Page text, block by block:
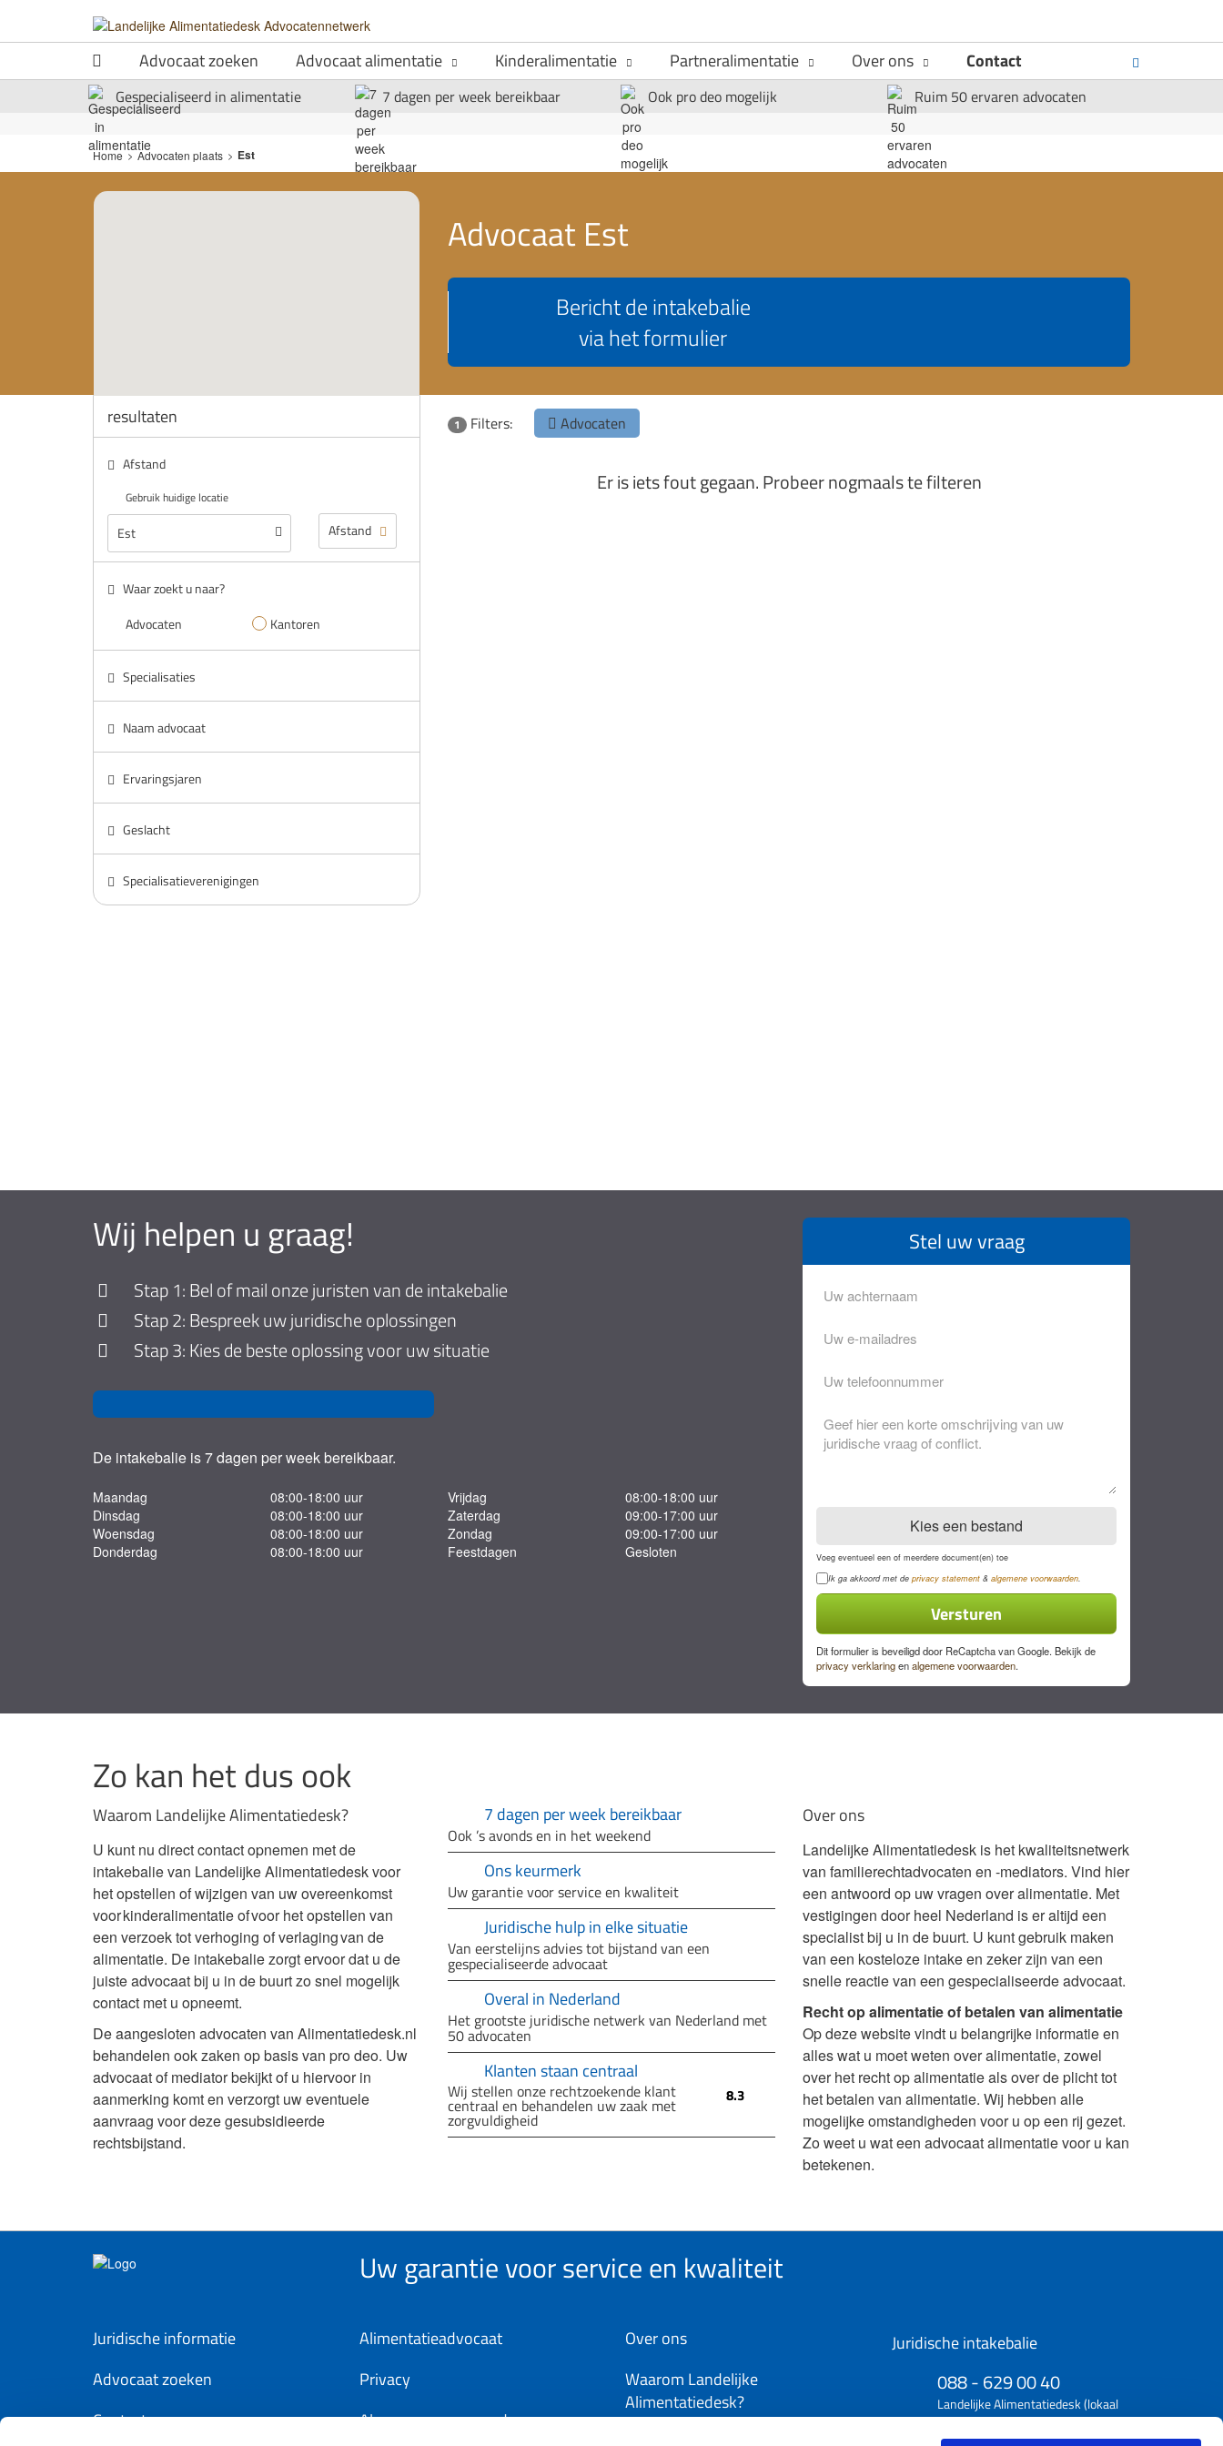
Advocaat zoeken Advocaat alimentatie Kinderalimentatie Partneralimentatie Over ons Contact
Gespecialiseerd in alimentatie 7 dagen per week bereikbaar Ook pro deo mogelijk Ruim 50 ervaren advocaten
Home > Advocaten plaats > Est
Advocaat Est
Bericht de intakebalie
via het formulier
resultaten
Afstand
Gebruik huidige locatie
Waar zoekt u naar?
Advocaten
Kantoren
Specialisaties
Naam advocaat
Ervaringsjaren
Geslacht
Specialisatieverenigingen
1 Filters: Advocaten
Er is iets fout gegaan. Probeer nogmaals te filteren
Wij helpen u graag!
Stap 1: Bel of mail onze juristen van de intakebalie
Stap 2: Bespreek uw juridische oplossingen
Stap 3: Kies de beste oplossing voor uw situatie
De intakebalie is 7 dagen per week bereikbaar.
Maandag
Dinsdag
Woensdag
Donderdag
08:00-18:00 uur
08:00-18:00 uur
08:00-18:00 uur
08:00-18:00 uur
Vrijdag
Zaterdag
Zondag
Feestdagen
08:00-18:00 uur
09:00-17:00 uur
09:00-17:00 uur
Gesloten
Stel uw vraag
Achternaam
Eventuele
opmerkingen
Kies een bestand
Voeg eventueel een of meerdere document(en) toe
Privacyverklaring
Ik ga akkoord met de privacy statement & algemene voorwaarden.
Dit formulier is beveiligd door ReCaptcha van Google. Bekijk de
privacy verklaringenalgemene voorwaarden.
Zo kan het dus ook
Waarom Landelijke Alimentatiedesk?
U kunt nu direct contact opnemen met de
intakebalie van Landelijke Alimentatiedesk voor
het opstellen of wijzigen van uw overeenkomst
voor kinderalimentatie of voor het opstellen van
een verzoek tot verhoging of verlaging van de
alimentatie. De intakebalie zorgt ervoor dat u de
juiste advocaat bij u in de buurt zo snel mogelijk
contact met u opneemt.
De aangesloten advocaten van Alimentatiedesk.nl
behandelen ook zaken op basis van pro deo. Uw
advocaat of mediator bekijkt of u hiervoor in
aanmerking komt en verzorgt uw eventuele
aanvraag voor deze gesubsidieerde
rechtsbijstand.
7 dagen per week bereikbaar
Ook ’s avonds en in het weekend
Ons keurmerk
Uw garantie voor service en kwaliteit
Juridische hulp in elke situatie
Van eerstelijns advies tot bijstand van een
gespecialiseerde advocaat
Overal in Nederland
Het grootste juridische netwerk van Nederland met
50 advocaten
Klanten staan centraal
Wij stellen onze rechtzoekende klant
centraal en behandelen uw zaak met
zorgvuldigheid
8.3
Over ons
Landelijke Alimentatiedesk is het kwaliteitsnetwerk
van familierechtadvocaten en -mediators. Vind hier
een antwoord op uw vragen over alimentatie. Met
vestigingen door heel Nederland is er altijd een
specialist bij u in de buurt. U kunt gebruik maken
van een kosteloze intake en zeker zijn van een
snelle reactie van een gespecialiseerde advocaat.
Recht op alimentatie of betalen van alimentatie
Op deze website vindt u belangrijke informatie en
alles wat u moet weten over alimentatie, zowel
over het recht op alimentatie als over de plicht tot
het betalen van alimentatie. Wij hebben alle
mogelijke omstandigheden voor u op een rij gezet.
Zo weet u wat een advocaat alimentatie voor u kan
betekenen.
Uw garantie voor service en kwaliteit
Juridische informatie
Advocaat zoeken
Contact
Alimentatieadvocaat
Privacy
Algemene voorwaarden
Over ons
Waarom Landelijke
Alimentatiedesk?
Juridische intakebalie
088 - 629 00 40
Landelijke Alimentatiedesk (lokaal
tarief)